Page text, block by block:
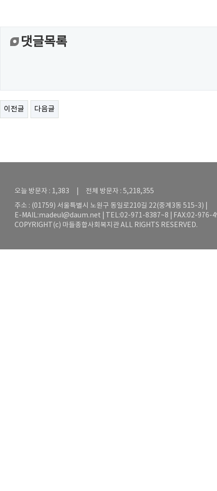
댓글목록
이전글 다음글
오늘 방문자 : 1,383 | 전체 방문자 : 5,218,355
주소 : (01759) 서울특별시 노원구 동일로210길 22(중계3동 515-3) |
E-MAIL:madeul@daum.net | TEL:02-971-8387~8 | FAX:02-976-
COPYRIGHT(c) 마들종합사회복지관 ALL RIGHTS RESERVED.